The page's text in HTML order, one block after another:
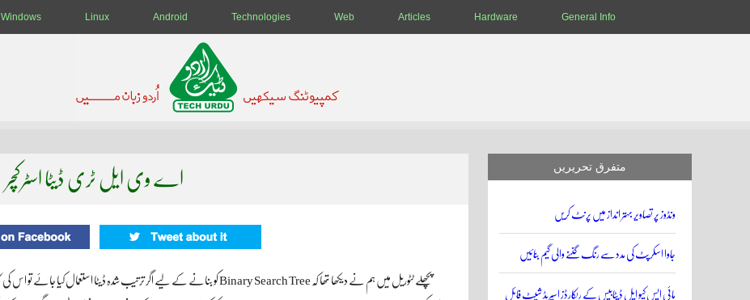
Windows Linux Android Technologies Web Articles Hardware General Info
اے وی ایل ٹری ڈیٹا اسٹرکچر
متفرق تحریریں
ونڈوز پر تصاویر بہتر انداز میں پرنٹ کریں
جاوا اسکرپٹ کی مدد سے رنگ گننے والی گیم بنائیں
مائی ایس کیو ایل ڈیٹابیس کے ریکارڈز اسپریڈ شیٹ فائل